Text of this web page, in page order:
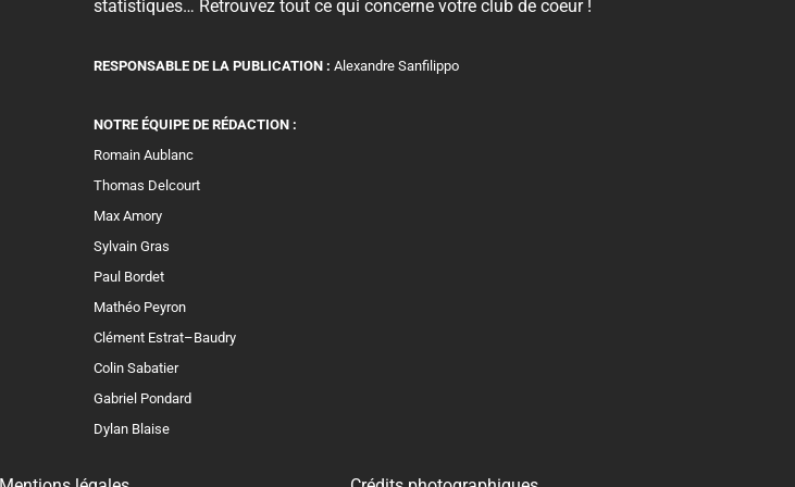
statistiques… Retrouvez tout ce qui concerne votre club de coeur !
RESPONSABLE DE LA PUBLICATION : Alexandre Sanfilippo
NOTRE ÉQUIPE DE RÉDACTION :
Romain Aublanc
Thomas Delcourt
Max Amory
Sylvain Gras
Paul Bordet
Mathéo Peyron
Clément Estrat–Baudry
Colin Sabatier
Gabriel Pondard
Dylan Blaise